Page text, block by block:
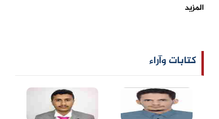
المزيد
كتابات وآراء